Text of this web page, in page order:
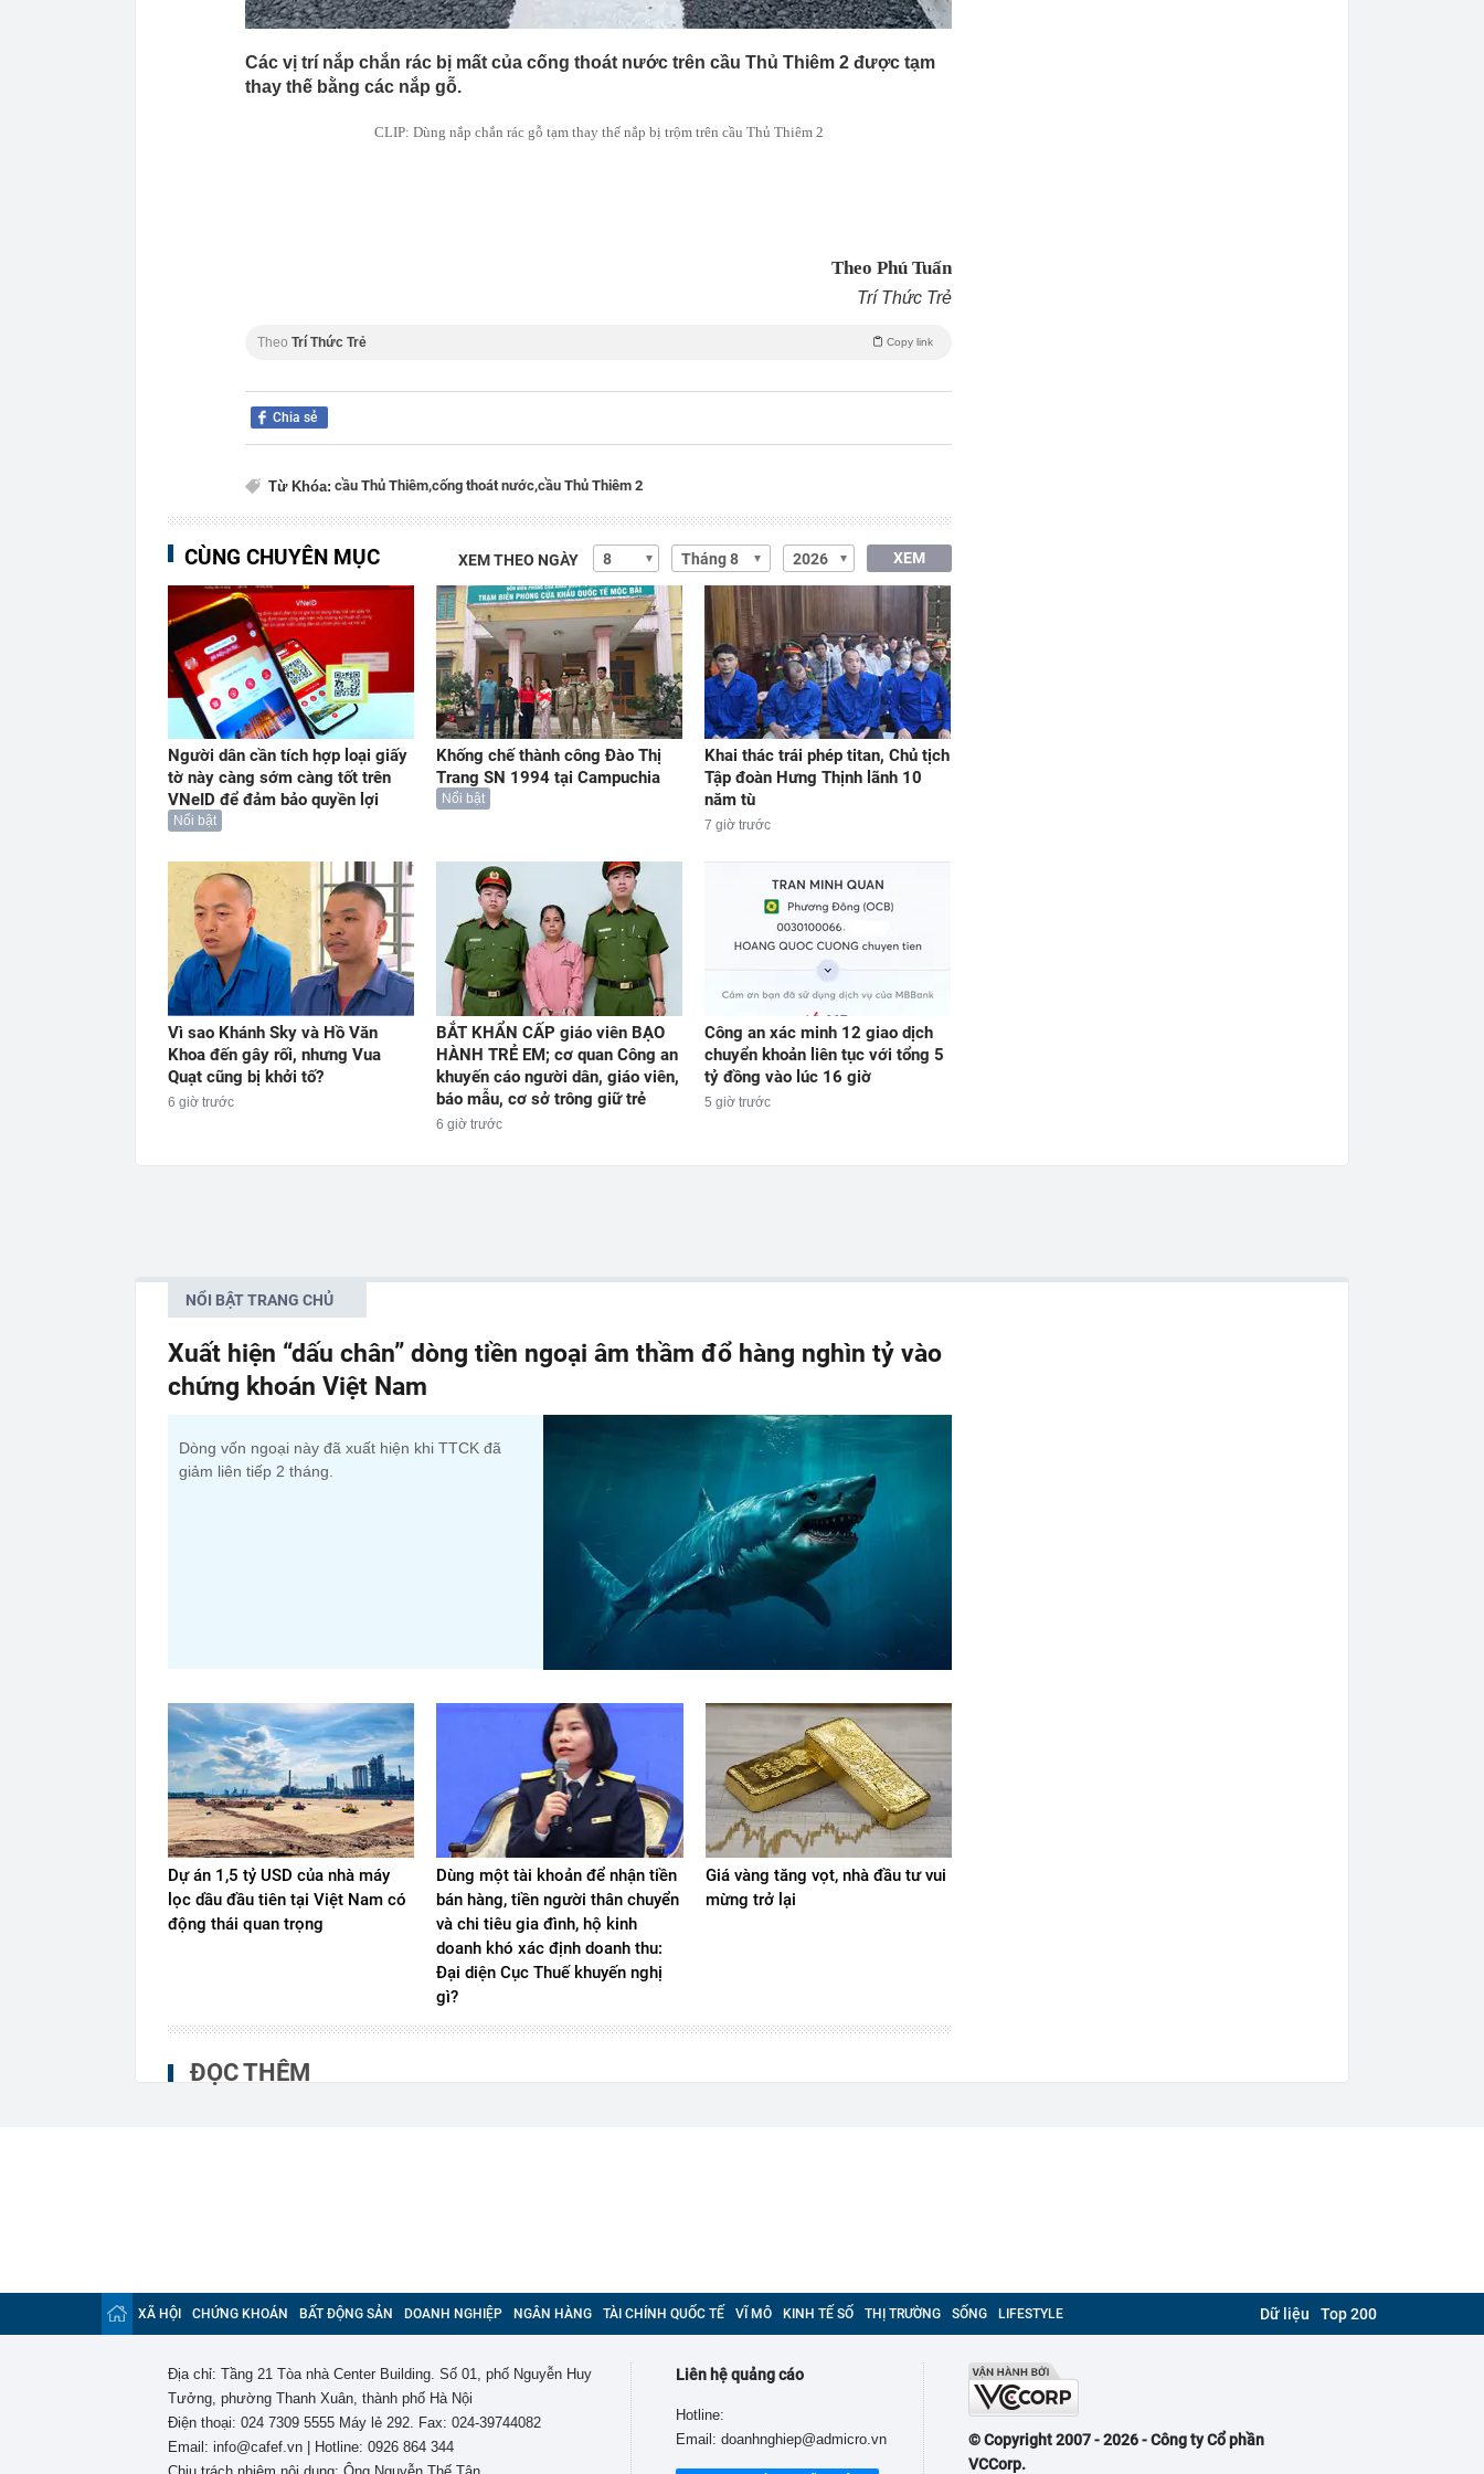
Các vị trí nắp chắn rác bị mất của cống thoát nước trên cầu Thủ Thiêm 2 được tạm
thay thế bằng các nắp gỗ.
CLIP: Dùng nắp chắn rác gỗ tạm thay thế nắp bị trộm trên cầu Thủ Thiêm 2
Theo Phú Tuấn
Trí Thức Trẻ
Theo Trí Thức Trẻ Copy link
Chia sẻ
Từ Khóa: cầu Thủ Thiêm,cống thoát nước,cầu Thủ Thiêm 2
CÙNG CHUYÊN MỤC XEM THEO NGÀY XEM
Người dân cần tích hợp loại giấy
tờ này càng sớm càng tốt trên
VNeID để đảm bảo quyền lợi
Nổi bật
Khống chế thành công Đào Thị
Trang SN 1994 tại Campuchia
Nổi bật
Khai thác trái phép titan, Chủ tịch
Tập đoàn Hưng Thịnh lãnh 10
năm tù
7 giờ trước
Vì sao Khánh Sky và Hồ Văn
Khoa đến gây rối, nhưng Vua
Quạt cũng bị khởi tố?
6 giờ trước
BẮT KHẨN CẤP giáo viên BẠO
HÀNH TRẺ EM; cơ quan Công an
khuyến cáo người dân, giáo viên,
báo mẫu, cơ sở trông giữ trẻ
6 giờ trước
Công an xác minh 12 giao dịch
chuyển khoản liên tục với tổng 5
tỷ đồng vào lúc 16 giờ
5 giờ trước
NỔI BẬT TRANG CHỦ
Xuất hiện “dấu chân” dòng tiền ngoại âm thầm đổ hàng nghìn tỷ vào
chứng khoán Việt Nam
Dòng vốn ngoại này đã xuất hiện khi TTCK đã
giảm liên tiếp 2 tháng.
Dự án 1,5 tỷ USD của nhà máy
lọc dầu đầu tiên tại Việt Nam có
động thái quan trọng
Dùng một tài khoản để nhận tiền
bán hàng, tiền người thân chuyển
và chi tiêu gia đình, hộ kinh
doanh khó xác định doanh thu:
Đại diện Cục Thuế khuyến nghị
gì?
Giá vàng tăng vọt, nhà đầu tư vui
mừng trở lại
ĐỌC THÊM
XÃ HỘI CHỨNG KHOÁN BẤT ĐỘNG SẢN DOANH NGHIỆP NGÂN HÀNG TÀI CHÍNH QUỐC TẾ VĨ MÔ KINH TẾ SỐ THỊ TRƯỜNG SỐNG LIFESTYLE Dữ liệu Top 200
Địa chỉ: Tầng 21 Tòa nhà Center Building. Số 01, phố Nguyễn Huy
Tưởng, phường Thanh Xuân, thành phố Hà Nội
Điện thoại: 024 7309 5555 Máy lẻ 292. Fax: 024-39744082
Email: info@cafef.vn | Hotline: 0926 864 344
Chịu trách nhiệm nội dung: Ông Nguyễn Thế Tân
Liên hệ quảng cáo
Hotline:
Email: doanhnghiep@admicro.vn
© Copyright 2007 - 2026 - Công ty Cổ phần
VCCorp.